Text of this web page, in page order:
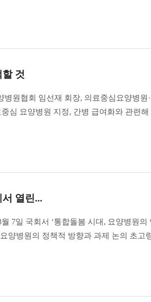
것
원협회 임선재 회장, 의료중심요양병원
심 요양병원 지정, 간병 급여화와 관련해
열린...
7일 국회서 ‘통합돌봄 시대, 요양병원의
양병원의 정책적 방향과 과제 논의 초고